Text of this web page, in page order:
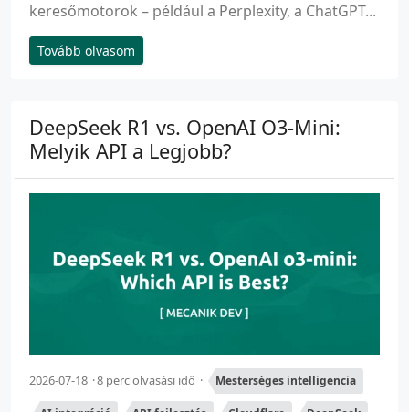
keresőmotorok – például a Perplexity, a ChatGPT...
Tovább olvasom
DeepSeek R1 vs. OpenAI O3-Mini:
Melyik API a Legjobb?
2026-07-18 8 perc olvasási idő Mesterséges intelligencia